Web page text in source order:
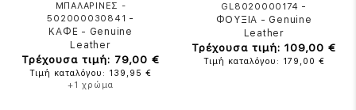
ΜΠΑΛΑΡΙΝΕΣ -
502000030841 -
ΚΑΦΕ - Genuine
Leather
Τρέχουσα τιμή: 79,00 €
Τιμή καταλόγου: 139,95 €
+1 χρώμα
GL8020000174 -
ΦΟΥΞΙΑ - Genuine
Leather
Τρέχουσα τιμή: 109,00 €
Τιμή καταλόγου: 179,00 €